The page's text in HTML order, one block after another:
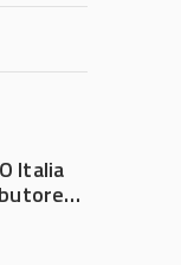
Italia